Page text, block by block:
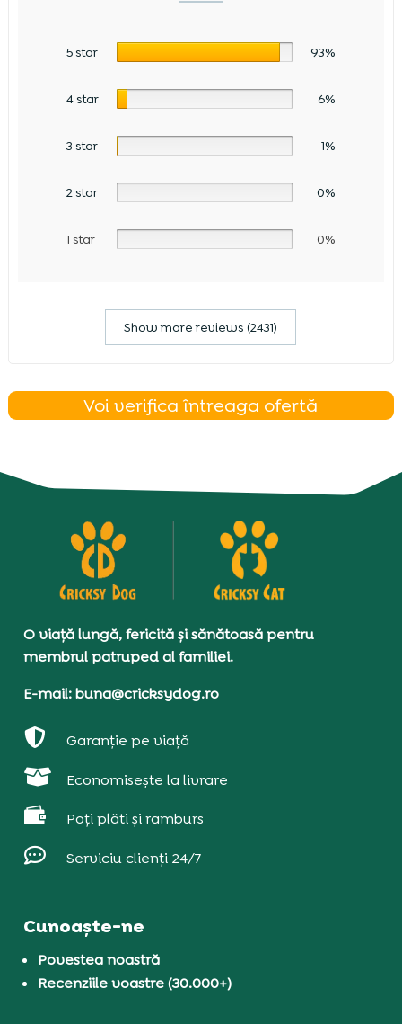
5 star 93%
4 star 6%
3 star 1%
2 star 0%
1 star 0%
Show more reviews (2431)
Voi verifica întreaga ofertă
O viață lungă, fericită și sănătoasă pentru
membrul patruped al familiei.
E-mail: buna@cricksydog.ro
 Garanție pe viață
 Economisește la livrare
 Poți plăti și ramburs
 Serviciu clienți 24/7
Cunoaște-ne
Povestea noastră
Recenziile voastre (30.000+)